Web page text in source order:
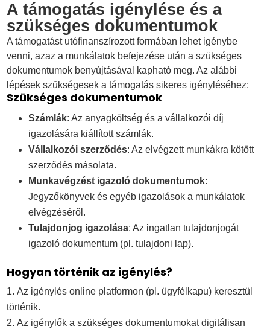
A támogatás igénylése és a
szükséges dokumentumok
A támogatást utófinanszírozott formában lehet igénybe
venni, azaz a munkálatok befejezése után a szükséges
dokumentumok benyújtásával kapható meg. Az alábbi
lépések szükségesek a támogatás sikeres igényléséhez:
Szükséges dokumentumok
Számlák: Az anyagköltség és a vállalkozói díj
igazolására kiállított számlák.
Vállalkozói szerződés: Az elvégzett munkákra kötött
szerződés másolata.
Munkavégzést igazoló dokumentumok:
Jegyzőkönyvek és egyéb igazolások a munkálatok
elvégzéséről.
Tulajdonjog igazolása: Az ingatlan tulajdonjogát
igazoló dokumentum (pl. tulajdoni lap).
Hogyan történik az igénylés?
Az igénylés online platformon (pl. ügyfélkapu) keresztül
történik.
Az igénylők a szükséges dokumentumokat digitálisan